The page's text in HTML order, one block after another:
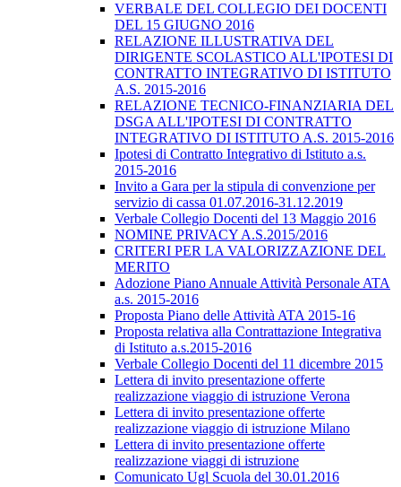
VERBALE DEL COLLEGIO DEI DOCENTI
DEL 15 GIUGNO 2016
RELAZIONE ILLUSTRATIVA DEL
DIRIGENTE SCOLASTICO ALL'IPOTESI DI
CONTRATTO INTEGRATIVO DI ISTITUTO
A.S. 2015-2016
RELAZIONE TECNICO-FINANZIARIA DEL
DSGA ALL'IPOTESI DI CONTRATTO
INTEGRATIVO DI ISTITUTO A.S. 2015-2016
Ipotesi di Contratto Integrativo di Istituto a.s.
2015-2016
Invito a Gara per la stipula di convenzione per
servizio di cassa 01.07.2016-31.12.2019
Verbale Collegio Docenti del 13 Maggio 2016
NOMINE PRIVACY A.S.2015/2016
CRITERI PER LA VALORIZZAZIONE DEL
MERITO
Adozione Piano Annuale Attività Personale ATA
a.s. 2015-2016
Proposta Piano delle Attività ATA 2015-16
Proposta relativa alla Contrattazione Integrativa
di Istituto a.s.2015-2016
Verbale Collegio Docenti del 11 dicembre 2015
Lettera di invito presentazione offerte
realizzazione viaggio di istruzione Verona
Lettera di invito presentazione offerte
realizzazione viaggio di istruzione Milano
Lettera di invito presentazione offerte
realizzazione viaggi di istruzione
Comunicato Ugl Scuola del 30.01.2016